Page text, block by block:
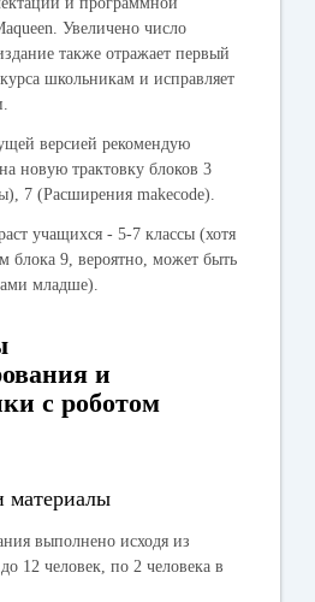
Увеличено число
также отражает первый
школьникам и исправляет
версией рекомендую
новую трактовку блоков 3
7 (Расширения makecode).
учащихся - 5-7 классы (хотя
блока 9, вероятно, может быть
младше).
и
с роботом
материалы
выполнено исходя из
12 человек, по 2 человека в